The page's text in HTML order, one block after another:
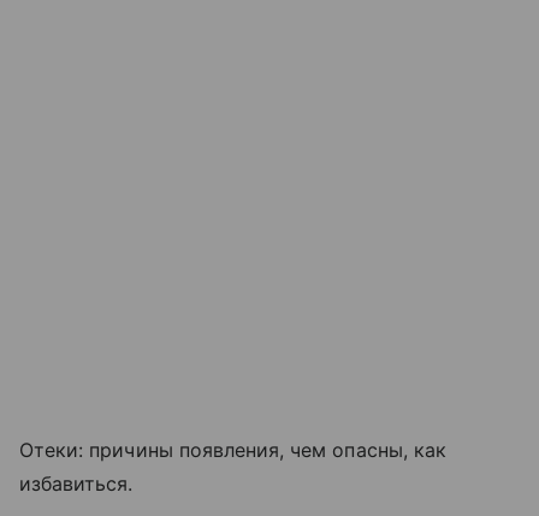
Отеки: причины появления, чем опасны, как
избавиться.